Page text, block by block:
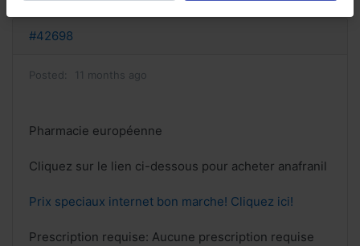
#42698
Posted: 11 months ago
Pharmacie européenne
Cliquez sur le lien ci-dessous pour acheter anafranil
Prix speciaux internet bon marche! Cliquez ici!
Prescription requise: Aucune prescription requise